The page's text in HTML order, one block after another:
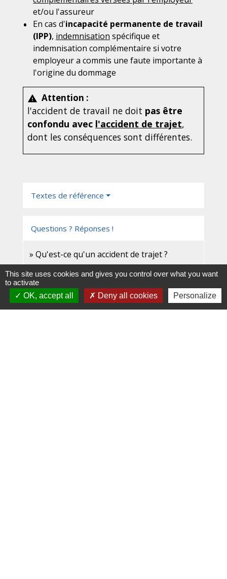
et/ou l'assureur
En cas d'incapacité permanente de travail
(IPP), indemnisation spécifique et
indemnisation complémentaire si votre
employeur a commis une faute importante à
l'origine du dommage
warning Attention :
l'accident de travail ne doit pas être
confondu avec l'accident de trajet,
dont les conséquences sont différentes.
Textes de référence
Questions ? Réponses !
Qu'est-ce qu'un accident de trajet ?
Qu'est-ce qu'une maladie professionnelle ?
Et aussi
This site uses cookies and gives you control over what you want
to activate
OK, accept all
Deny all cookies Personalize